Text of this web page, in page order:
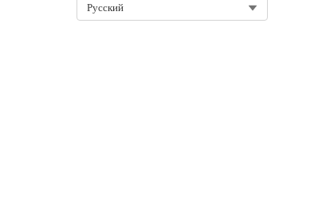
Русский